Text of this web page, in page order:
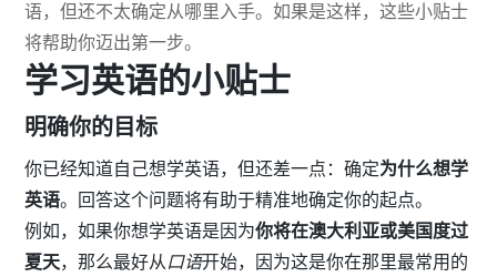
语，但还不太确定从哪里入手。如果是这样，这些小贴士
将帮助你迈出第一步。
学习英语的小贴士
明确你的目标
你已经知道自己想学英语，但还差一点：确定为什么想学
英语。回答这个问题将有助于精准地确定你的起点。
例如，如果你想学英语是因为你将在澳大利亚或美国度过
夏天，那么最好从口语开始，因为这是你在那里最常用的